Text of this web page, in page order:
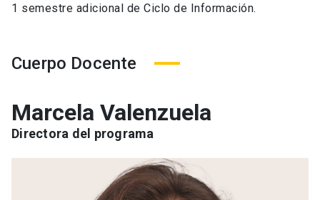
1 semestre adicional de Ciclo de Información.
Cuerpo Docente
Marcela Valenzuela
Directora del programa